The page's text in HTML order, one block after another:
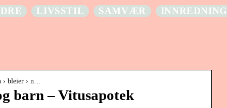
LIVSSTIL SAMVÆR INNREDNING
bleier › n…
barn – Vitusapotek